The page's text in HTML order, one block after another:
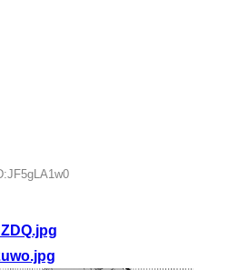
、完全にアレと一致ｗｗｗ
ェーノが引退 繁殖入りへ